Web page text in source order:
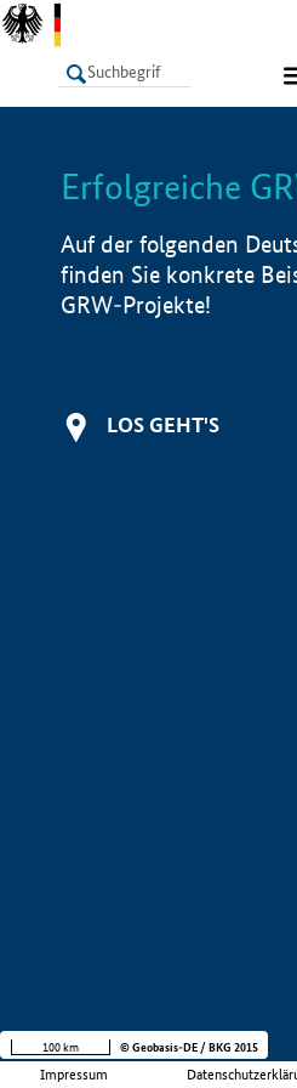
LISTE
Erfolgreiche
Auf der folgenden
finden Sie konkrete
GRW-Projekte!
LOS GEHT'S
Impressum
100 km © Geobasis-DE / BKG 2015